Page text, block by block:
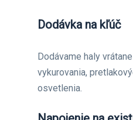
Dodávka na kľúč
Dodávame haly
vykurovania,
osvetlenia.